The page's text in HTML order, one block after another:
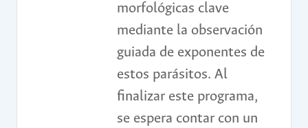
morfológicas clave
mediante la observación
guiada de exponentes de
estos parásitos. Al
finalizar este programa,
se espera contar con un